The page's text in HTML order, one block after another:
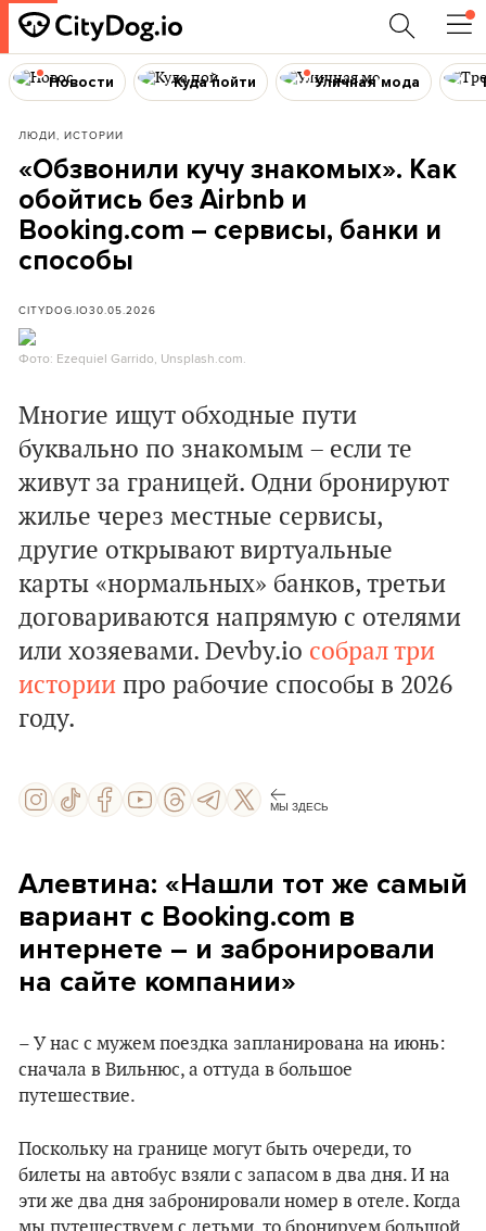
Новости Куда пойти Уличная мода
ЛЮДИ, ИСТОРИИ
«Обзвонили кучу знакомых». Как
обойтись без Airbnb и
Booking.com – сервисы, банки и
способы
CITYDOG.IO30.05.2026
Фото: Ezequiel Garrido, Unsplash.com.
Многие ищут обходные пути
буквально по знакомым – если те
живут за границей. Одни бронируют
жилье через местные сервисы,
другие открывают виртуальные
карты «нормальных» банков, третьи
договариваются напрямую с отелями
или хозяевами. Devby.io собрал три
истории про рабочие способы в 2026
году.
МЫ ЗДЕСЬ
Алевтина: «Нашли тот же самый
вариант с Booking.com в
интернете – и забронировали
на сайте компании»
– У нас с мужем поездка запланирована на июнь:
сначала в Вильнюс, а оттуда в большое
путешествие.
Поскольку на границе могут быть очереди, то
билеты на автобус взяли с запасом в два дня. И на
эти же два дня забронировали номер в отеле. Когда